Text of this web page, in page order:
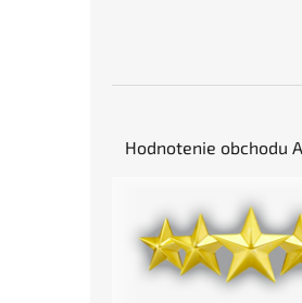
Hodnotenie obchodu